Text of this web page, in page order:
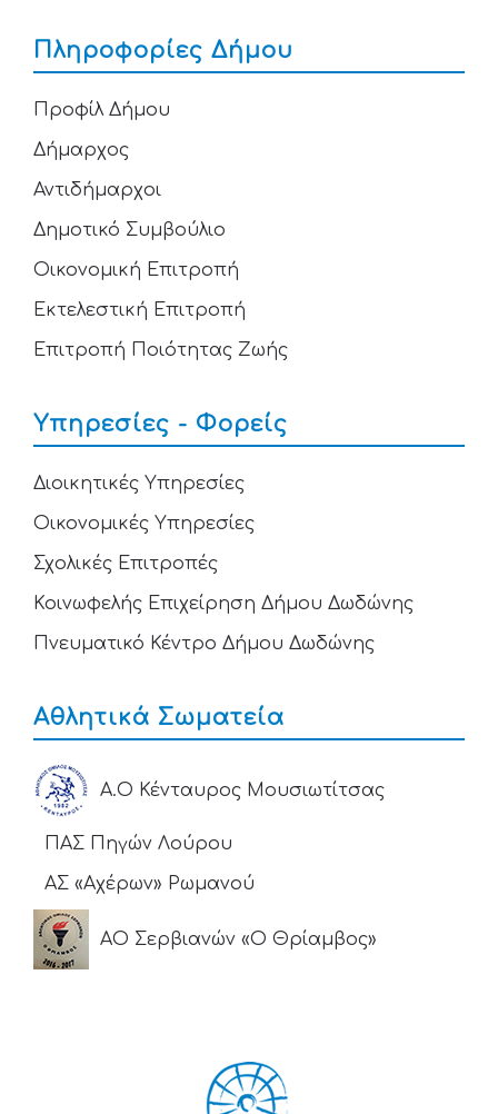
Πληροφορίες Δήμου
Προφίλ Δήμου
Δήμαρχος
Αντιδήμαρχοι
Δημοτικό Συμβούλιο
Οικονομική Επιτροπή
Εκτελεστική Επιτροπή
Επιτροπή Ποιότητας Ζωής
Υπηρεσίες - Φορείς
Διοικητικές Υπηρεσίες
Οικονομικές Υπηρεσίες
Σχολικές Επιτροπές
Κοινωφελής Επιχείρηση Δήμου Δωδώνης
Πνευματικό Κέντρο Δήμου Δωδώνης
Αθλητικά Σωματεία
Α.Ο Κένταυρος Μουσιωτίτσας
ΠΑΣ Πηγών Λούρου
ΑΣ «Αχέρων» Ρωμανού
ΑΟ Σερβιανών «Ο Θρίαμβος»